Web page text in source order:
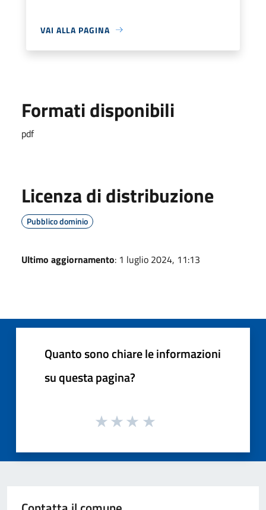
VAI ALLA PAGINA
Formati disponibili
pdf
Licenza di distribuzione
Pubblico dominio
Ultimo aggiornamento: 1 luglio 2024, 11:13
Quanto sono chiare le informazioni
su questa pagina?